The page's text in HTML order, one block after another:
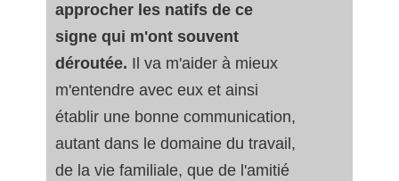
approcher les natifs de ce
signe qui m'ont souvent
déroutée. Il va m'aider à mieux
m'entendre avec eux et ainsi
établir une bonne communication,
autant dans le domaine du travail,
de la vie familiale, que de l'amitié